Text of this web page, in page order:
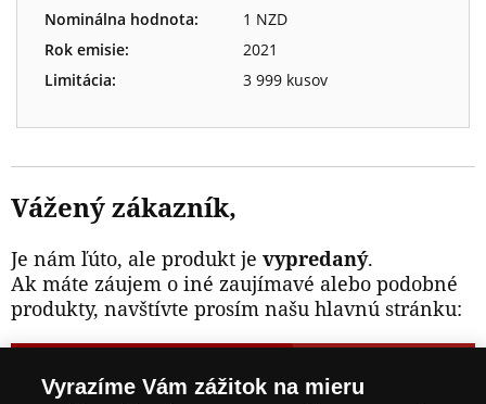
Nominálna hodnota:
1 NZD
Rok emisie:
2021
Limitácia:
3 999 kusov
Vážený zákazník,
Je nám ľúto, ale produkt je vypredaný.
Ak máte záujem o iné zaujímavé alebo podobné
produkty, navštívte prosím našu hlavnú stránku:
WWW.NARODNAPOKLADNICA.SK
Vyrazíme Vám zážitok na mieru